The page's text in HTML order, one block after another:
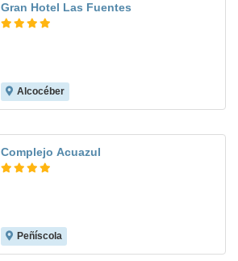
Gran Hotel Las Fuentes
Alcocéber
Complejo Acuazul
Peñíscola